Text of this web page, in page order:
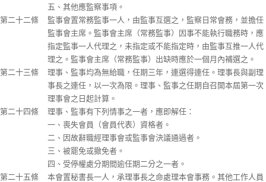
五、其他應監察事項。
第二十二條
監事會置常務監事一人，由監事互選之，監察日常會務，並擔任
監事會主席。監事會主席（常務監事）因事不能執行職務時，應
指定監事一人代理之，未指定或不能指定時，由監事互推一人代
理之。監事會主席（常務監事）出缺時應於一個月內補選之。
第二十三條
理事、監事均為無給職，任期三年，連選得連任。理事長與副理
事長之連任，以一次為限。理事、監事之任期自召開本屆第一次
理事會之日起計算。
第二十四條
理事、監事有下列情事之一者，應即解任：
一、喪失會員（會員代表）資格者。
二、因故辭職經理事會或監事會決議通過者。
三、被罷免或撤免者。
四、受停權處分期間逾任期二分之一者。
第二十五條
本會置秘書長一人，承理事長之命處理本會事務。其他工作人員